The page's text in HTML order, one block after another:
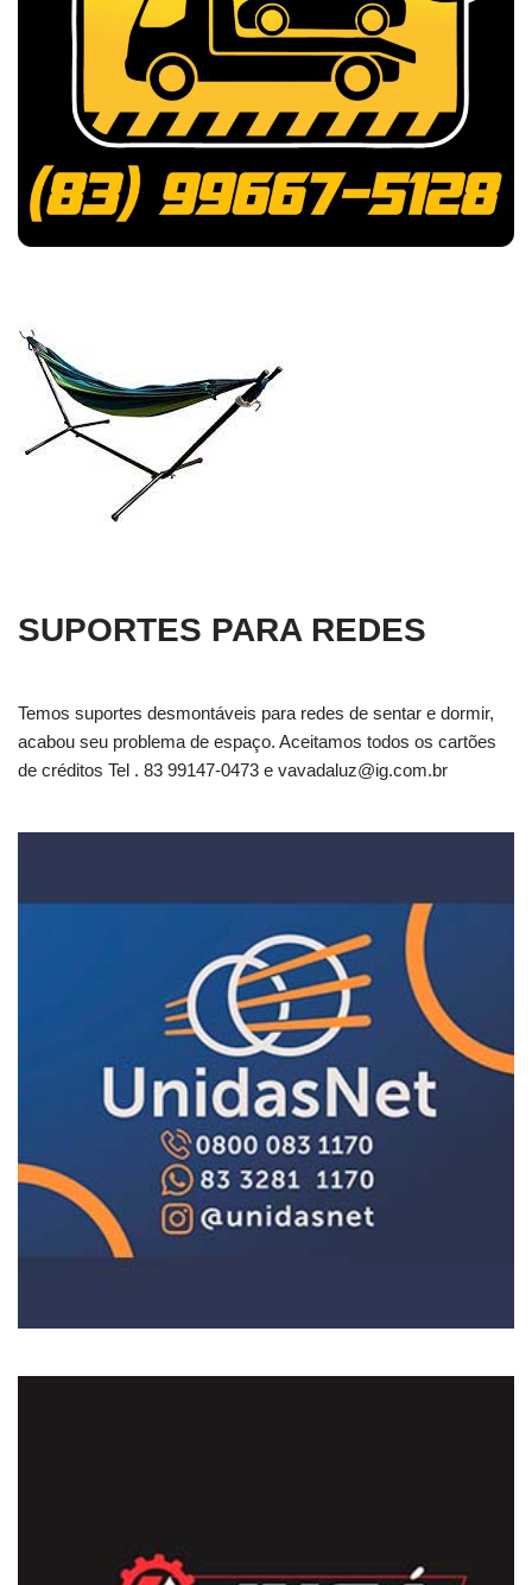
SUPORTES PARA REDES
Temos suportes desmontáveis para redes de sentar e dormir,
acabou seu problema de espaço. Aceitamos todos os cartões
de créditos Tel . 83 99147-0473 e vavadaluz@ig.com.br